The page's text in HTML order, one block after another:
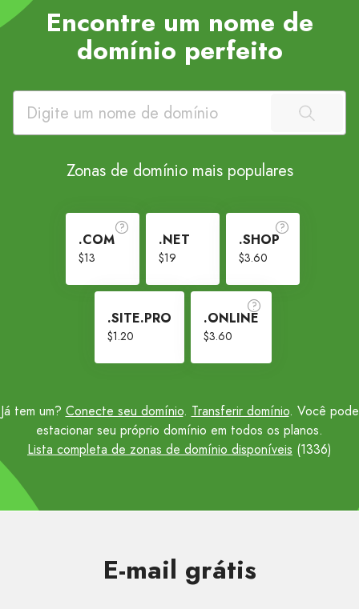
Encontre um nome de
domínio perfeito
Zonas de domínio mais populares
.COM
$13
.NET
$19
.SHOP
$3.60
.SITE.PRO
$1.20
.ONLINE
$3.60
Já tem um? Conecte seu domínio. Transferir domínio. Você pode
estacionar seu próprio domínio em todos os planos.
Lista completa de zonas de domínio disponíveis (1336)
E-mail grátis